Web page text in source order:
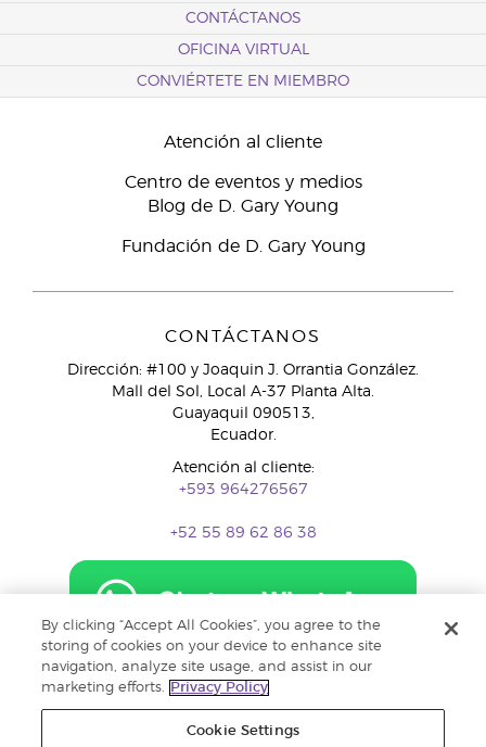
CONTÁCTANOS
OFICINA VIRTUAL
CONVIÉRTETE EN MIEMBRO
Atención al cliente
Centro de eventos y medios
Blog de D. Gary Young
Fundación de D. Gary Young
CONTÁCTANOS
Dirección: #100 y Joaquin J. Orrantia González.
Mall del Sol, Local A-37 Planta Alta.
Guayaquil 090513,
Ecuador.
Atención al cliente:
+593 964276567
+52 55 89 62 86 38
By clicking “Accept All Cookies”, you agree to the
storing of cookies on your device to enhance site
navigation, analyze site usage, and assist in our
marketing efforts.
Privacy Policy
Cookie Settings